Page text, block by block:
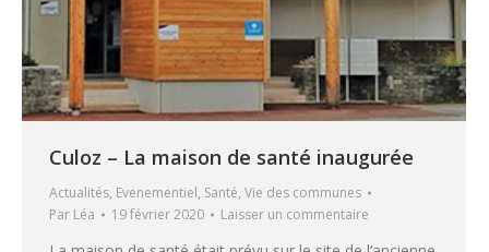
Culoz – La maison de santé inaugurée
Actualités, Evenementiel, Santé, Vie des communes
Par Léa 19 février 2020 Laisser un commentaire